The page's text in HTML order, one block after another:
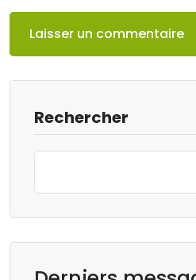
Rechercher